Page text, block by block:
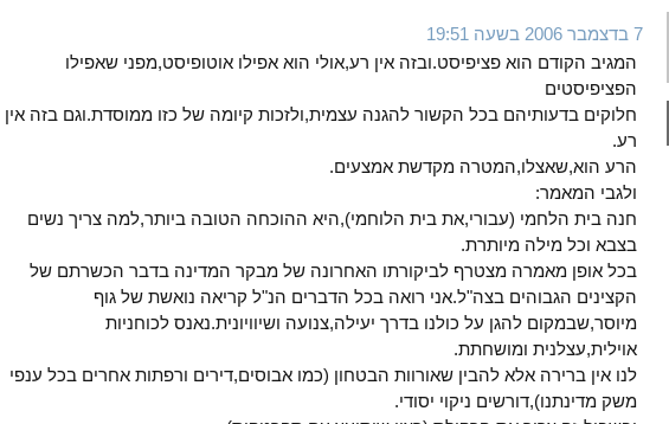
7 בדצמבר 2006 בשעה 19:51
המגיב הקודם הוא פציפיסט.ובזה אין רע,אולי הוא אפילו אוטופיסט,מפני שאפילו
הפציפיסטים
חלוקים בדעותיהם בכל הקשור להגנה עצמית,ולזכות קיומה של כזו ממוסדת.וגם בזה אין
רע.
הרע הוא,שאצלו,המטרה מקדשת אמצעים.
ולגבי המאמר:
חנה בית הלחמי (עבורי,את בית הלוחמי),היא ההוכחה הטובה ביותר,למה צריך נשים
בצבא וכל מילה מיותרת.
בכל אופן מאמרה מצטרף לביקורתו האחרונה של מבקר המדינה בדבר הכשרתם של
הקצינים הגבוהים בצה"ל.אני רואה בכל הדברים הנ"ל קריאה נואשת של גוף
מיוסר,שבמקום להגן על כולנו בדרך יעילה,צנועה ושיוויונית.נאנס לכוחניות
אוילית,עצלנית ומושחתת.
לנו אין ברירה אלא להבין שאורוות הבטחון (כמו אבוסים,דירים ורפתות אחרים בכל ענפי
משק מדינתנו),דורשים ניקוי יסודי.